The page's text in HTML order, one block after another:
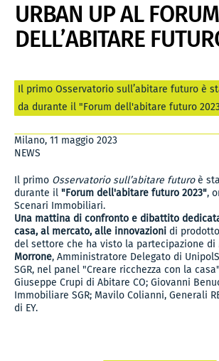
URBAN UP AL FORUM
DELL’ABITARE
Il primo Osservatorio sull’abitare futuro è
da durante il "Forum dell'abitare futuro
Milano, 11 maggio 2023
NEWS
Il primo Osservatorio sull’abitare futuroè
durante il "Forum dell'abitare futuro 2023",
Scenari Immobiliari.
Una mattina di confronto e dibattito
casa, al mercato, alle innovazioni di
del settore che ha visto la partecipazione di
Morrone, Amministratore Delegato di
SGR, nel panel "Creare ricchezza con la
Giuseppe Crupi di Abitare CO; Giovanni
Immobiliare SGR; Mavilo Colianni, Generali
di EY.